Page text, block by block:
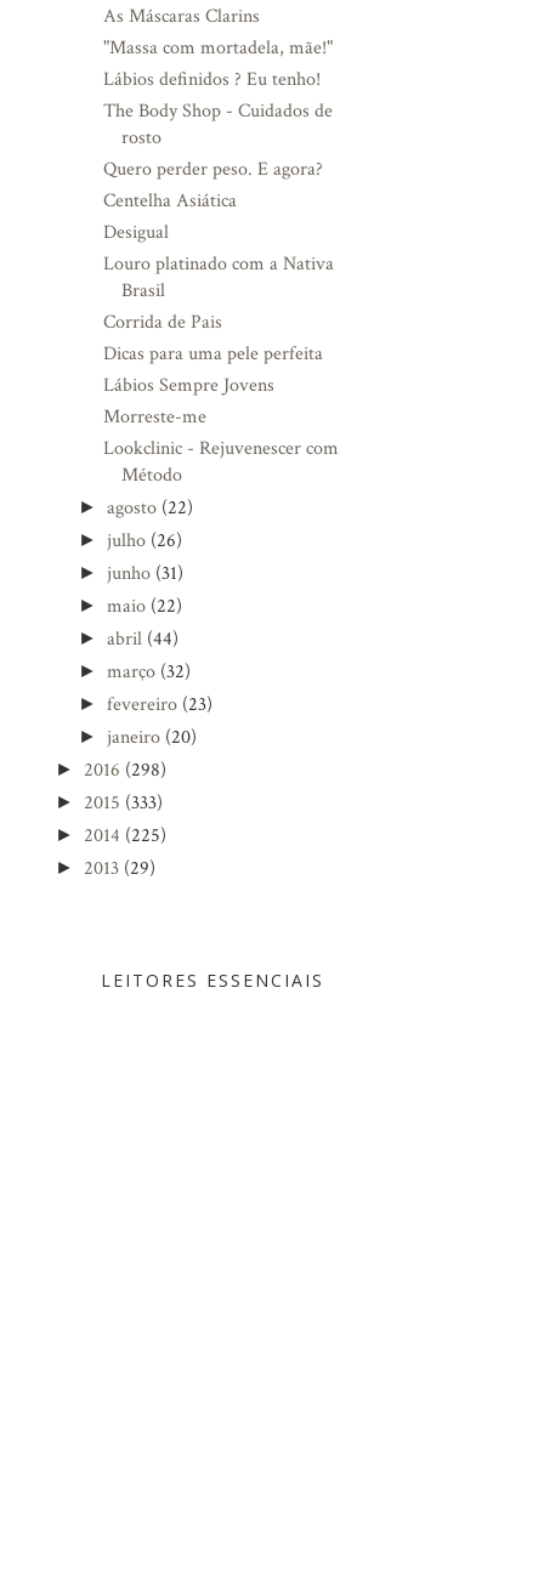
As Máscaras Clarins
"Massa com mortadela, mãe!"
Lábios definidos ? Eu tenho!
The Body Shop - Cuidados de
rosto
Quero perder peso. E agora?
Centelha Asiática
Desigual
Louro platinado com a Nativa
Brasil
Corrida de Pais
Dicas para uma pele perfeita
Lábios Sempre Jovens
Morreste-me
Lookclinic - Rejuvenescer com
Método
►agosto (22)
► julho (26)
► junho (31)
►maio (22)
►abril (44)
►março (32)
► fevereiro (23)
► janeiro (20)
► 2016 (298)
► 2015 (333)
► 2014 (225)
► 2013 (29)
LEITORES ESSENCIAIS